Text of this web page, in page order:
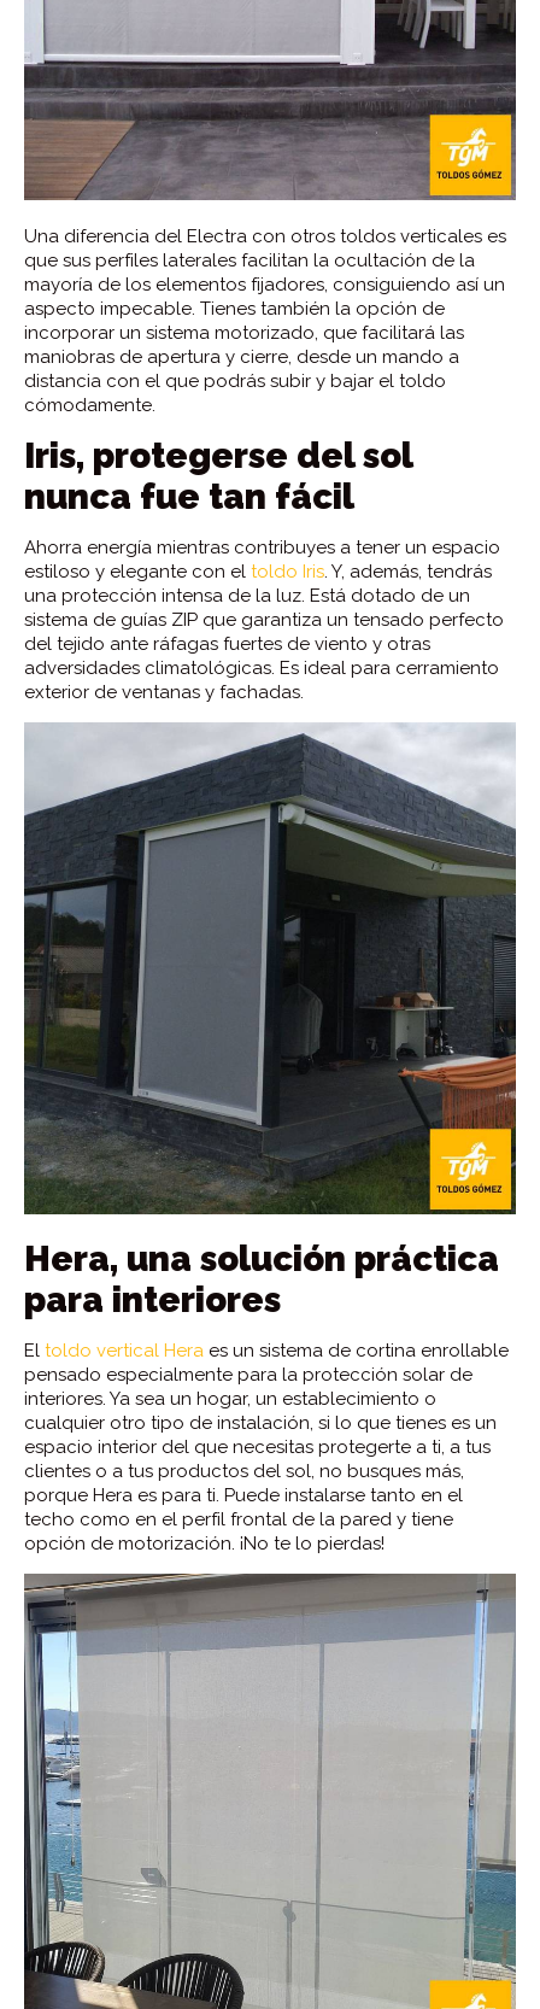
Una diferencia del Electra con otros toldos verticales es
que sus perfiles laterales facilitan la ocultación de la
mayoría de los elementos fijadores, consiguiendo así un
aspecto impecable. Tienes también la opción de
incorporar un sistema motorizado, que facilitará las
maniobras de apertura y cierre, desde un mando a
distancia con el que podrás subir y bajar el toldo
cómodamente.
Iris, protegerse del sol
nunca fue tan fácil
Ahorra energía mientras contribuyes a tener un espacio
estiloso y elegante con el toldo Iris . Y, además, tendrás
una protección intensa de la luz. Está dotado de un
sistema de guías ZIP que garantiza un tensado perfecto
del tejido ante ráfagas fuertes de viento y otras
adversidades climatológicas. Es ideal para cerramiento
exterior de ventanas y fachadas.
Hera, una solución práctica
para interiores
El toldo vertical Hera es un sistema de cortina enrollable
pensado especialmente para la protección solar de
interiores. Ya sea un hogar, un establecimiento o
cualquier otro tipo de instalación, si lo que tienes es un
espacio interior del que necesitas protegerte a ti, a tus
clientes o a tus productos del sol, no busques más,
porque Hera es para ti. Puede instalarse tanto en el
techo como en el perfil frontal de la pared y tiene
opción de motorización. ¡No te lo pierdas!